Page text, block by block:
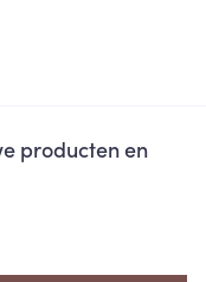
producten en